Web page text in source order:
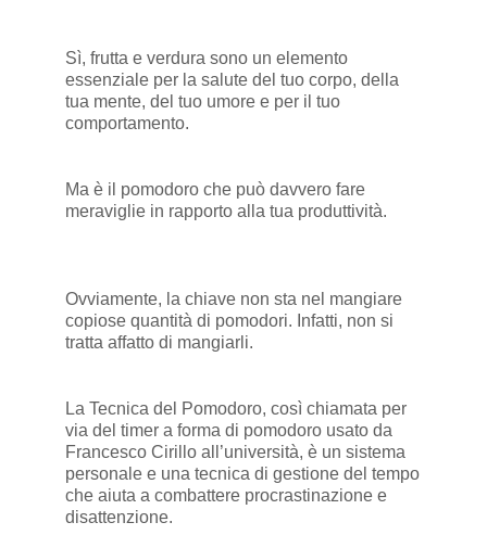
Sì, frutta e verdura sono un elemento
essenziale per la salute del tuo corpo, della
tua mente, del tuo umore e per il tuo
comportamento.
Ma è il pomodoro che può davvero fare
meraviglie in rapporto alla tua produttività.
Ovviamente, la chiave non sta nel mangiare
copiose quantità di pomodori. Infatti, non si
tratta affatto di mangiarli.
La Tecnica del Pomodoro, così chiamata per
via del timer a forma di pomodoro usato da
Francesco Cirillo all’università, è un sistema
personale e una tecnica di gestione del tempo
che aiuta a combattere procrastinazione e
disattenzione.